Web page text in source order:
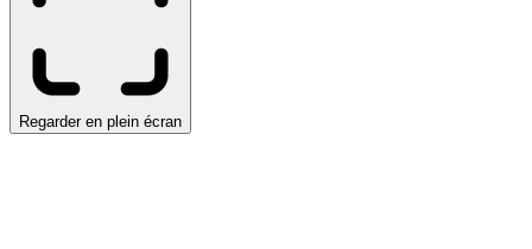
Regarder en plein écran